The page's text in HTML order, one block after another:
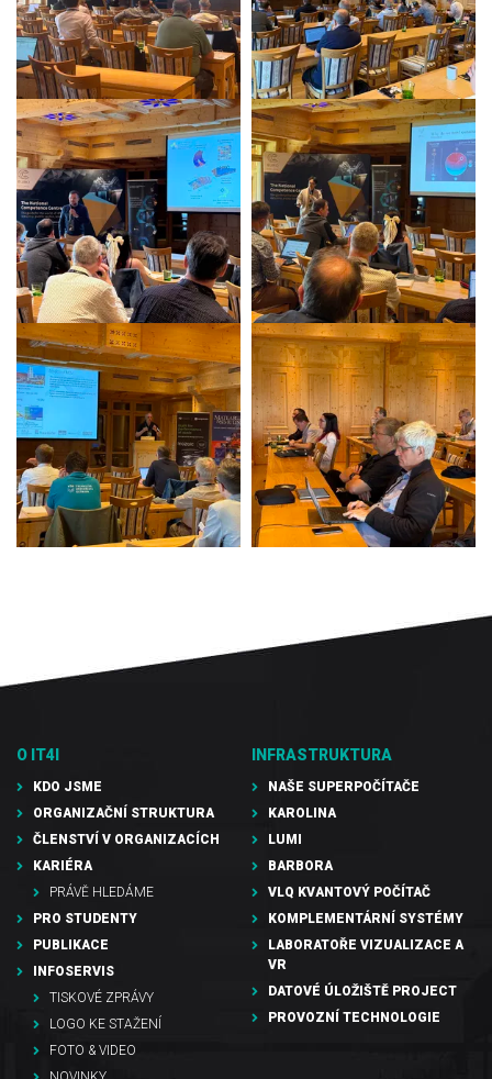
O IT4I
KDO JSME
ORGANIZAČNÍ STRUKTURA
ČLENSTVÍ V ORGANIZACÍCH
KARIÉRA
PRÁVĚ HLEDÁME
PRO STUDENTY
PUBLIKACE
INFOSERVIS
TISKOVÉ ZPRÁVY
LOGO KE STAŽENÍ
FOTO & VIDEO
INFRASTRUKTURA
NAŠE SUPERPOČÍTAČE
KAROLINA
LUMI
BARBORA
VLQ KVANTOVÝ POČÍTAČ
KOMPLEMENTÁRNÍ SYSTÉMY
LABORATOŘE VIZUALIZACE A
VR
DATOVÉ ÚLOŽIŠTĚ PROJECT
PROVOZNÍ TECHNOLOGIE